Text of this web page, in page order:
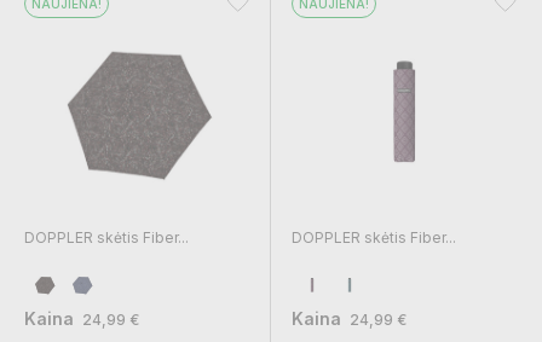
NAUJIENA!
DOPPLER skėtis Fiber...
Kaina 24,99 €
NAUJIENA!
DOPPLER skėtis Fiber...
Kaina 24,99 €